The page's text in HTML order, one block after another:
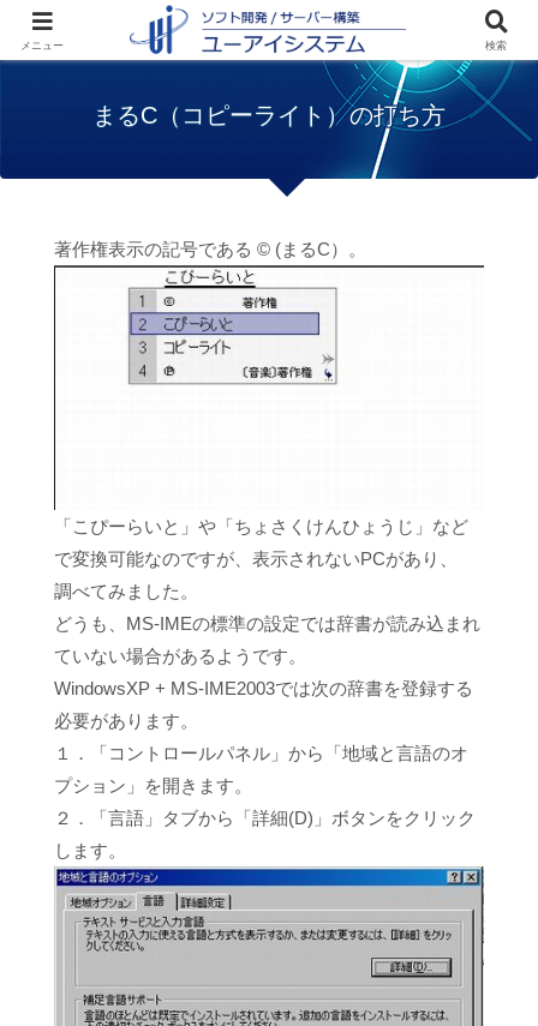
テクニック
まるC（コピーライ
ト）の打ち方
まるC（コピーライト）の打ち方
著作権表示の記号である © (まるC）。
「こぴーらいと」や「ちょさくけんひょうじ」など
で変換可能なのですが、表示されないPCがあり、
調べてみました。
どうも、MS-IMEの標準の設定では辞書が読み込まれ
ていない場合があるようです。
WindowsXP + MS-IME2003では次の辞書を登録する
必要があります。
１．「コントロールパネル」から「地域と言語のオ
プション」を開きます。
２．「言語」タブから「詳細(D)」ボタンをクリック
します。
メニュー 検索